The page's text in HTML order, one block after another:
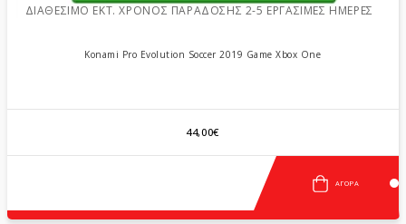
ΔΙΑΘΈΣΙΜΟ ΕΚΤ. ΧΡΌΝΟΣ ΠΑΡΆΔΟΣΗΣ 2-5 ΕΡΓΆΣΙΜΕΣ ΗΜΈΡΕΣ
Konami Pro Evolution Soccer 2019 Game Xbox One
44,00€
ΑΓΟΡΆ